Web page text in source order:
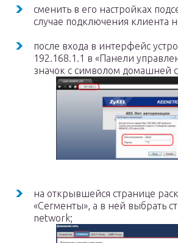
сменить в его настройках
случае подключения клиента
после входа в интерфейс
192.168.1.1 в «Панели
значок с символом домашней
на открывшейся странице
«Сегменты», а в ней выбрать
network;